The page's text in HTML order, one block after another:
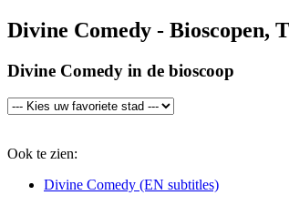
Divine Comedy - Bioscopen,
Divine Comedy in de bioscoop
Ook te zien:
Divine Comedy (EN subtitles)